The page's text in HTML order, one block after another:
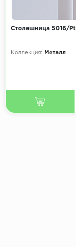
Столешница 5016/
Коллекция: Металл